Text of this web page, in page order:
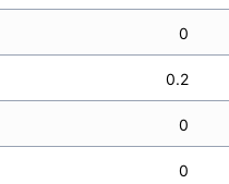
0
0.2
0
0